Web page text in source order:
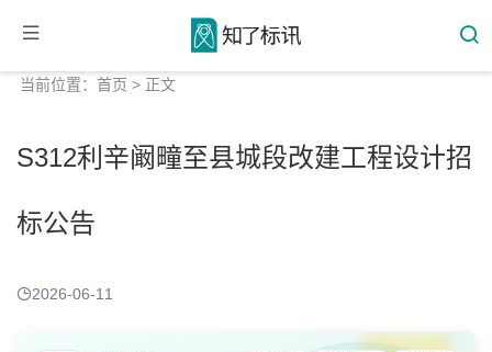
当前位置： 首页 > 正文
S312利辛阚疃至县城段改建工程设计招
标公告
2026-06-11